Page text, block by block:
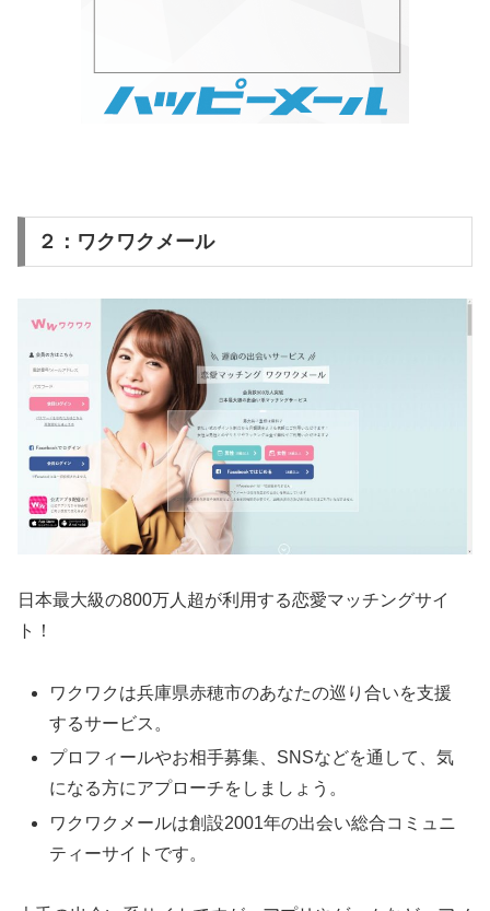
２：ワクワクメール
日本最大級の800万人超が利用する恋愛マッチングサイ
ト！
ワクワクは兵庫県赤穂市のあなたの巡り合いを支援
するサービス。
プロフィールやお相手募集、SNSなどを通して、気
になる方にアプローチをしましょう。
ワクワクメールは創設2001年の出会い総合コミュニ
ティーサイトです。